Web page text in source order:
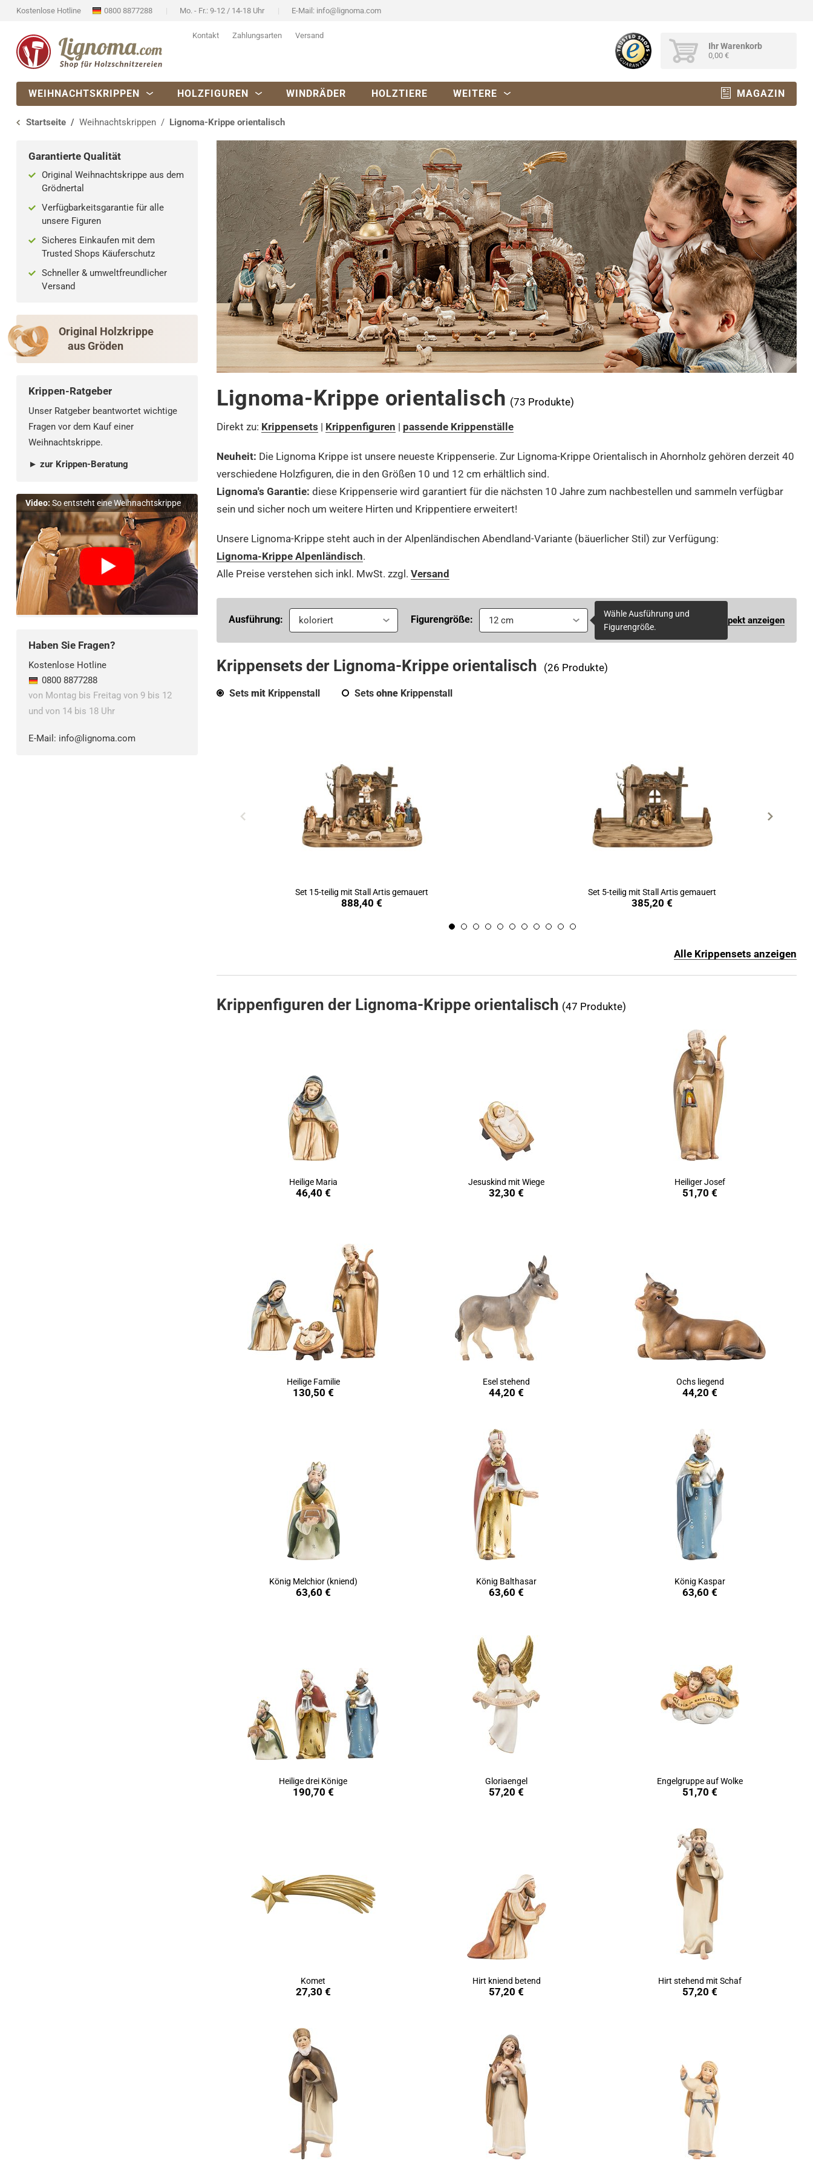
Kostenlose Hotline 0800 8877288 Mo. - Fr.: 9-12 / 14-18 Uhr E-Mail: info@lignoma.com
Kontakt Zahlungsarten Versand
Ihr Warenkorb
0,00 €
WEIHNACHTSKRIPPEN HOLZFIGUREN WINDRÄDER HOLZTIERE WEITERE MAGAZIN
Startseite Weihnachtskrippen Lignoma-Krippe orientalisch
Lignoma-Krippe orientalisch (73 Produkte)
Direkt zu: Krippensets | Krippenfiguren | passende Krippenställe
Neuheit: Die Lignoma Krippe ist unsere neueste Krippenserie. Zur Lignoma-Krippe Orientalisch in Ahornholz gehören derzeit 40
verschiedene Holzfiguren, die in den Größen 10 und 12 cm erhältlich sind.
Lignoma's Garantie: diese Krippenserie wird garantiert für die nächsten 10 Jahre zum nachbestellen und sammeln verfügbar
sein und sicher noch um weitere Hirten und Krippentiere erweitert!
Unsere Lignoma-Krippe steht auch in der Alpenländischen Abendland-Variante (bäuerlicher Stil) zur Verfügung:
Lignoma-Krippe Alpenländisch.
Alle Preise verstehen sich inkl. MwSt. zzgl. Versand
Ausführung: koloriert Figurengröße: 12 cm Prospekt anzeigen
Krippensets der Lignoma-Krippe orientalisch (26 Produkte)
Sets mitKrippenstall Sets ohneKrippenstall
Produkt ansehen
Set 15-teilig mit Stall Artis gemauert
888,40 € Produkt ansehen
Set 5-teilig mit Stall Artis gemauert
385,20 €
Alle Krippensets anzeigen
Krippenfiguren der Lignoma-Krippe orientalisch (47 Produkte)
in den Warenkorb
Heilige Maria
46,40 € in den Warenkorb
Jesuskind mit Wiege
32,30 € in den Warenkorb
Heiliger Josef
51,70 €
in den Warenkorb
Heilige Familie
130,50 € in den Warenkorb
Esel stehend
44,20 € in den Warenkorb
Ochs liegend
44,20 €
in den Warenkorb
König Melchior (kniend)
63,60 € in den Warenkorb
König Balthasar
63,60 € in den Warenkorb
König Kaspar
63,60 €
in den Warenkorb
Heilige drei Könige
190,70 € in den Warenkorb
Gloriaengel
57,20 € in den Warenkorb
Engelgruppe auf Wolke
51,70 €
in den Warenkorb
Komet
27,30 € in den Warenkorb
Hirt kniend betend
57,20 € in den Warenkorb
Hirt stehend mit Schaf
57,20 €
Garantierte Qualität
Original Weihnachtskrippe aus dem
Grödnertal
Verfügbarkeitsgarantie für alle
unsere Figuren
Sicheres Einkaufen mit dem
Trusted Shops Käuferschutz
Schneller & umweltfreundlicher
Versand
Original Holzkrippe
aus Gröden
Krippen-Ratgeber
Unser Ratgeber beantwortet wichtige
Fragen vor dem Kauf einer
Weihnachtskrippe.
► zur Krippen-Beratung
Video: So entsteht eine Weihnachtskrippe
Haben Sie Fragen?
Kostenlose Hotline
0800 8877288
von Montag bis Freitag von 9 bis 12
und von 14 bis 18 Uhr
E-Mail: info@lignoma.com
Wähle Ausführung und
Figurengröße.